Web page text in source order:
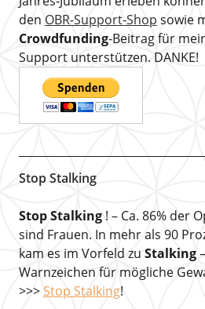
den OBR-Support-Shop sowie
Crowdfunding-Beitrag für
Support unterstützen. DANKE!
Stop Stalking
Stop Stalking! – Ca. 86% der
sind Frauen. In mehr als 90
kam es im Vorfeld zu Stalking
Warnzeichen für mögliche
>>> Stop Stalking!